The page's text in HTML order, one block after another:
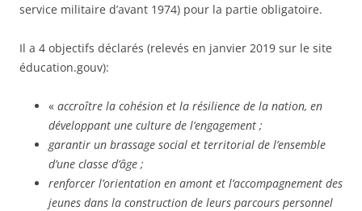
service militaire d’avant 1974) pour la partie obligatoire.
Il a 4 objectifs déclarés (relevés en janvier 2019 sur le site
éducation.gouv):
« accroître la cohésion et la résilience de la nation, en
développant une culture de l’engagement ;
garantir un brassage social et territorial de l’ensemble
d’une classe d’âge ;
renforcer l’orientation en amont et l’accompagnement des
jeunes dans la construction de leurs parcours personnel